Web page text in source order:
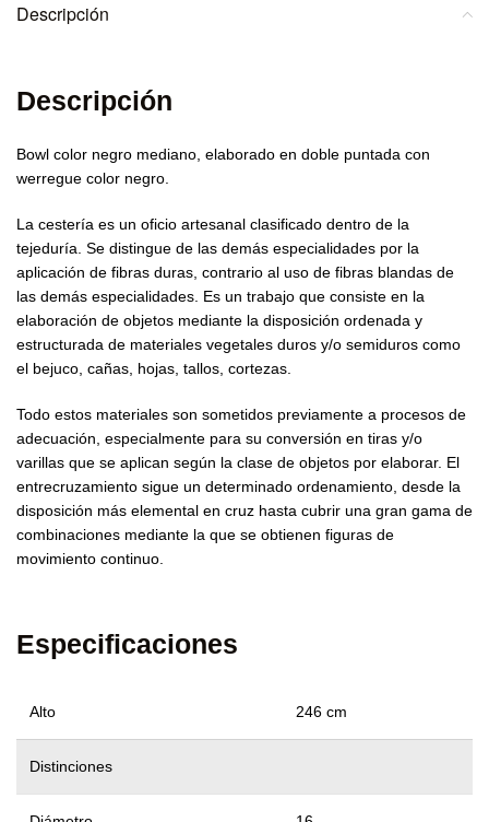
Descripción
Descripción
Bowl color negro mediano, elaborado en doble puntada con
werregue color negro.
La cestería es un oficio artesanal clasificado dentro de la
tejeduría. Se distingue de las demás especialidades por la
aplicación de fibras duras, contrario al uso de fibras blandas de
las demás especialidades. Es un trabajo que consiste en la
elaboración de objetos mediante la disposición ordenada y
estructurada de materiales vegetales duros y/o semiduros como
el bejuco, cañas, hojas, tallos, cortezas.
Todo estos materiales son sometidos previamente a procesos de
adecuación, especialmente para su conversión en tiras y/o
varillas que se aplican según la clase de objetos por elaborar. El
entrecruzamiento sigue un determinado ordenamiento, desde la
disposición más elemental en cruz hasta cubrir una gran gama de
combinaciones mediante la que se obtienen figuras de
movimiento continuo.
Especificaciones
Alto 246 cm
Distinciones